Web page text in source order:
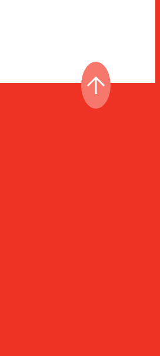
ページの先頭